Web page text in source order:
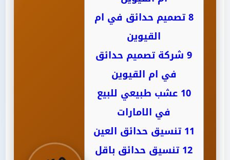
8تصميم حدائق في ام
القيوين
9شركة تصميم حدائق
في ام القيوين
10 عشب طبيعي للبيع
في الامارات
11 تنسيق حدائق العين
12 تنسيق حدائق باقل